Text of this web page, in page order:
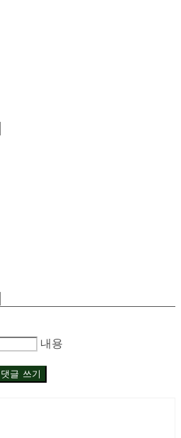
내용
댓글 쓰기